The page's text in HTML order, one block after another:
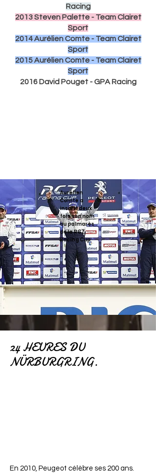
Racing
2013 Steven Palette - Team Clairet
Sport
2014 Aurélien Comte - Team Clairet
Sport
2015 Aurélien Comte - Team Clairet
Sport
2016 David Pouget - GPA Racing
Aurélien
Comte a
inscrit deux
fois son nom
au palmarès
de la RCZ
Racing Cup
24 HEURES DU
NÜRBURGRING.
En 2010, Peugeot célèbre ses 200 ans.